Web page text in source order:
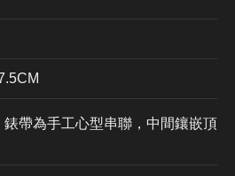
帶為手工心型串聯，中間鑲嵌頂